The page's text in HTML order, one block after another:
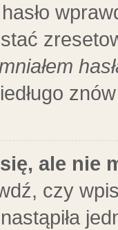
ale nie
czy